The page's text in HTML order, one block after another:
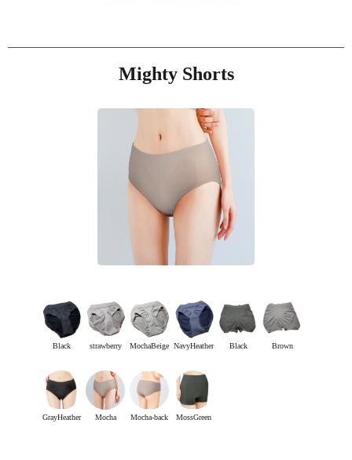
Mighty Shorts
Black strawberry MochaBeige NavyHeather Black Brown
GrayHeather Mocha Mocha-back MossGreen